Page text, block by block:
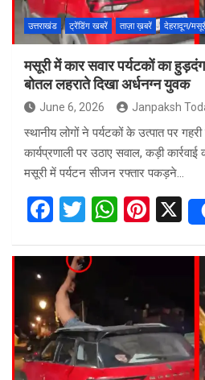
उत्तराखंड ट्रेंडिंग खबरें ताज़ा ख़बरें देहरादून/
मसूरी में कार सवार पर्यटकों का
बोतल लहराते दिखा अर्धनग्न युवक
June 6, 2026 Janpaksh
स्थानीय लोगों ने पर्यटकों के उत्पात पर
कार्यप्रणाली पर उठाए सवाल, कड़ी कार्रवाई
मसूरी में पर्यटन सीजन रफ्तार पकड़ने…
F
ce
b
o
o
k
T
tt
W
at
A
p
p
Pi
er
t
X